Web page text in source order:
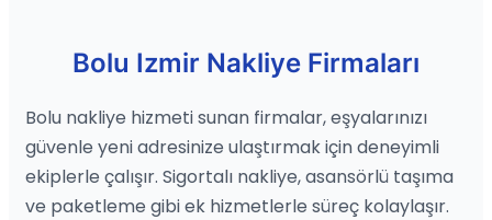
Bolu Izmir Nakliye Firmaları
Bolu nakliye hizmeti sunan firmalar, eşyalarınızı
güvenle yeni adresinize ulaştırmak için deneyimli
ekiplerle çalışır. Sigortalı nakliye, asansörlü taşıma
ve paketleme gibi ek hizmetlerle süreç kolaylaşır.